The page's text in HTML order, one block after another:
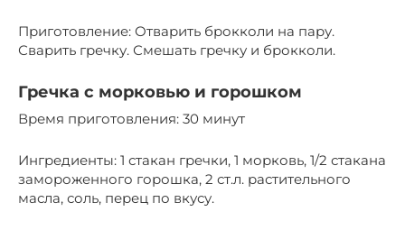
Приготовление: Отварить брокколи на пару.
Сварить гречку. Смешать гречку и брокколи.
Гречка с морковью и горошком
Время приготовления: 30 минут
Ингредиенты: 1 стакан гречки, 1 морковь, 1/2 стакана
замороженного горошка, 2 ст.л. растительного
масла, соль, перец по вкусу.